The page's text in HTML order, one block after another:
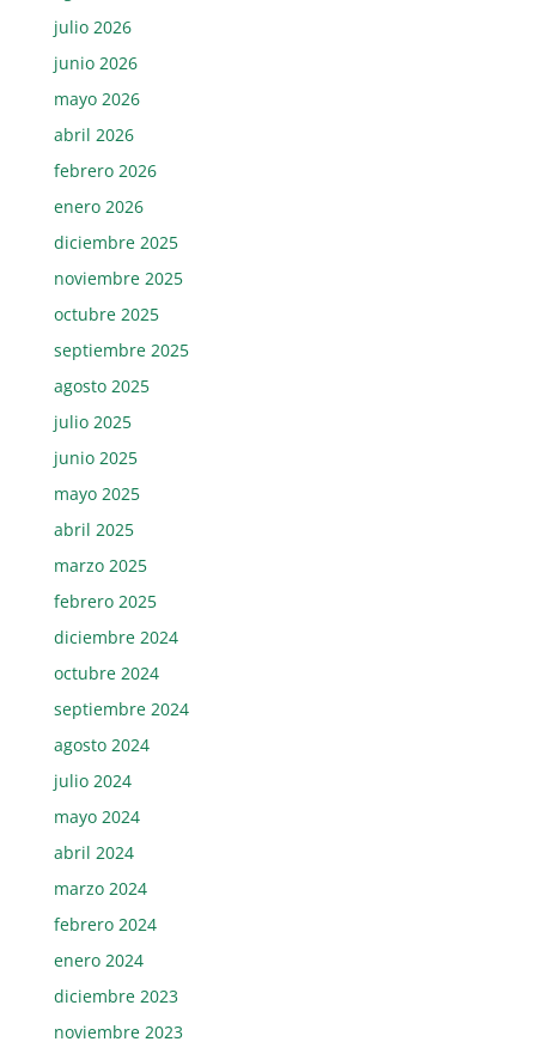
julio 2026
junio 2026
mayo 2026
abril 2026
febrero 2026
enero 2026
diciembre 2025
noviembre 2025
octubre 2025
septiembre 2025
agosto 2025
julio 2025
junio 2025
mayo 2025
abril 2025
marzo 2025
febrero 2025
diciembre 2024
octubre 2024
septiembre 2024
agosto 2024
julio 2024
mayo 2024
abril 2024
marzo 2024
febrero 2024
enero 2024
diciembre 2023
noviembre 2023